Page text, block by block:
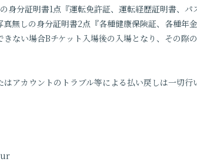
分証明書1点『運転免許証、運転経歴証明書、パ
無しの身分証明書2点『各種健康保険証、各種年
ない場合Bチケット入場後の入場となり、その際
アカウントのトラブル等による払い戻しは一切行